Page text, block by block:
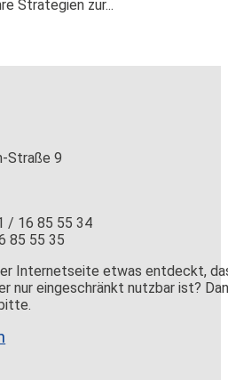
Strategien zur...
Straße 9
/ 16 85 55 34
85 55 35
Internetseite etwas entdeckt,
nur eingeschränkt nutzbar ist?